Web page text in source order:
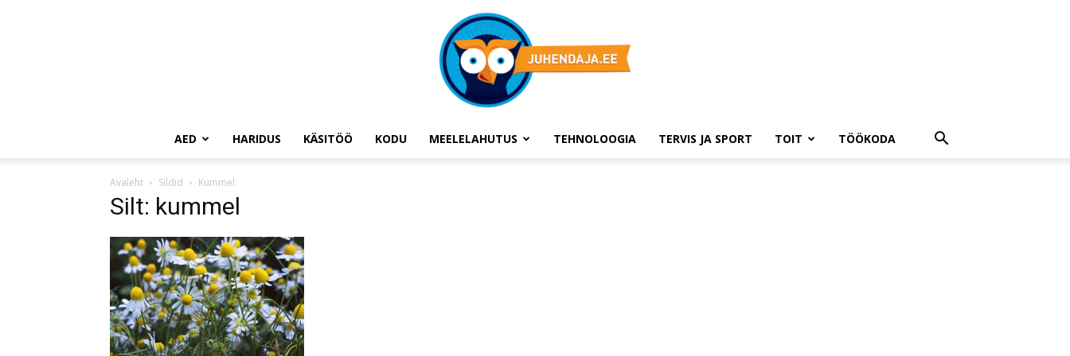
AED HARIDUS KÄSITÖÖ KODU MEELELAHUTUS TEHNOLOOGIA TERVIS JA SPORT TOIT TÖÖKODA
Avaleht Sildid Kummel
Silt: kummel